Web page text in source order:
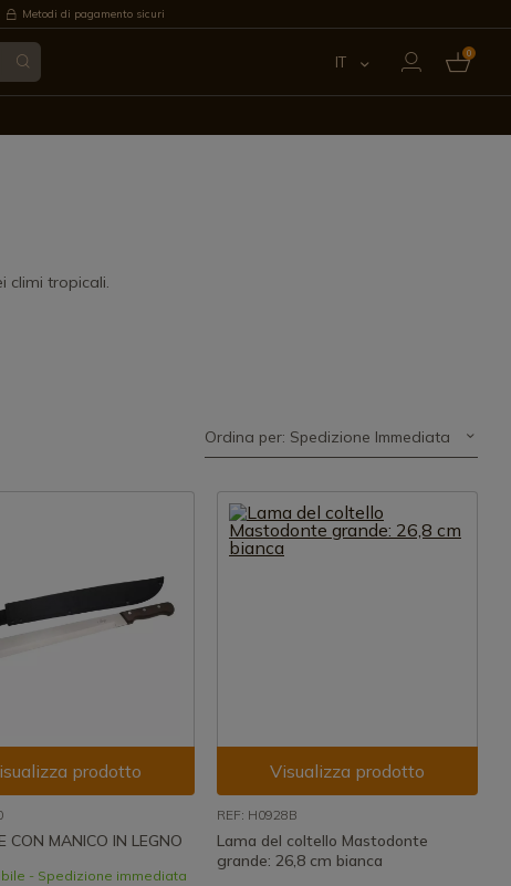
Metodi di pagamento sicuri
IT 0
climi tropicali.
Ordina per: Spedizione Immediata
prodotto
CON MANICO IN LEGNO
- Spedizione immediata
Visualizza prodotto
REF: H0928B
Lama del coltello Mastodonte
grande: 26,8 cm bianca